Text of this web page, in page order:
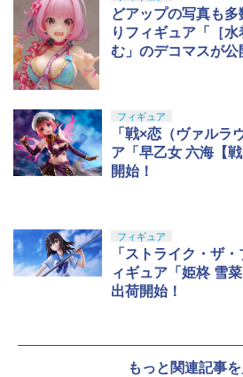
どアップの写真も
りフィギュア「［
む」のデコマスが公
フィギュア
「戦×恋（ヴァルラ
ア「早乙女 六海【
開始！
フィギュア
「ストライク・ザ
ィギュア「姫柊 雪
出荷開始！
もっと関連記事